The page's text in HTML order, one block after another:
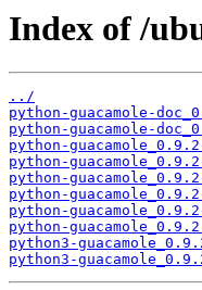
Index of /
../
python-guacamole-
python-guacamole-
python-
python-
python-
python-
python-
python-
python3-
python3-